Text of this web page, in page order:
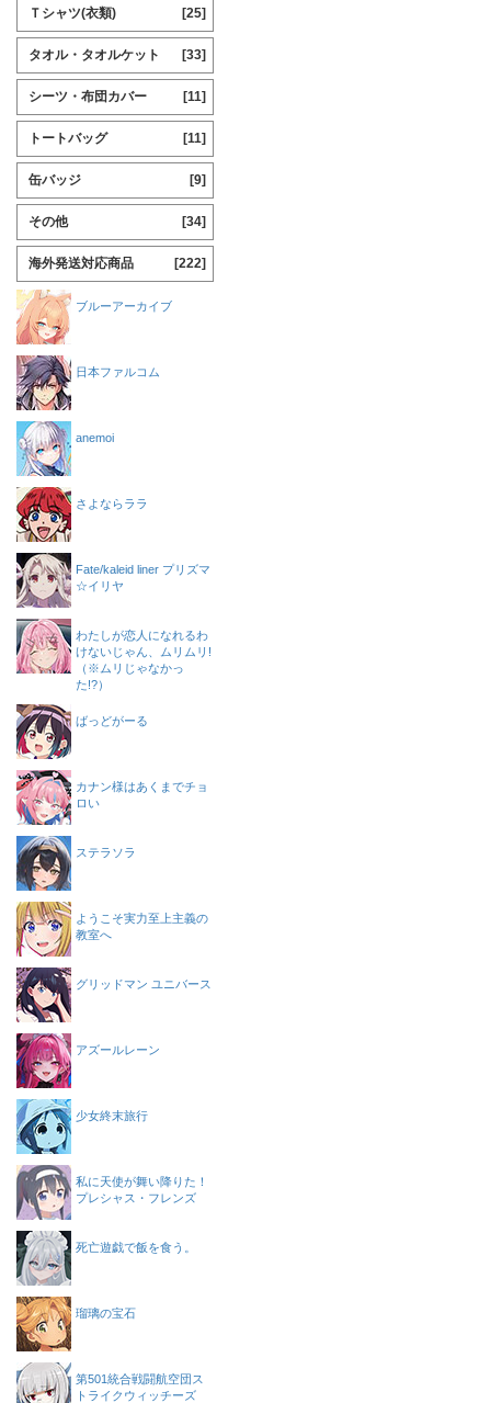
Ｔシャツ(衣類) [25]
タオル・タオルケット [33]
シーツ・布団カバー [11]
トートバッグ [11]
缶バッジ [9]
その他 [34]
海外発送対応商品 [222]
ブルーアーカイブ
日本ファルコム
anemoi
さよならララ
Fate/kaleid liner プリズマ
☆イリヤ
わたしが恋人になれるわ
けないじゃん、ムリムリ!
（※ムリじゃなかっ
た!?）
ばっどがーる
カナン様はあくまでチョ
ロい
ステラソラ
ようこそ実力至上主義の
教室へ
グリッドマン ユニバース
アズールレーン
少女終末旅行
私に天使が舞い降りた！
プレシャス・フレンズ
死亡遊戯で飯を食う。
瑠璃の宝石
第501統合戦闘航空団ス
トライクウィッチーズ